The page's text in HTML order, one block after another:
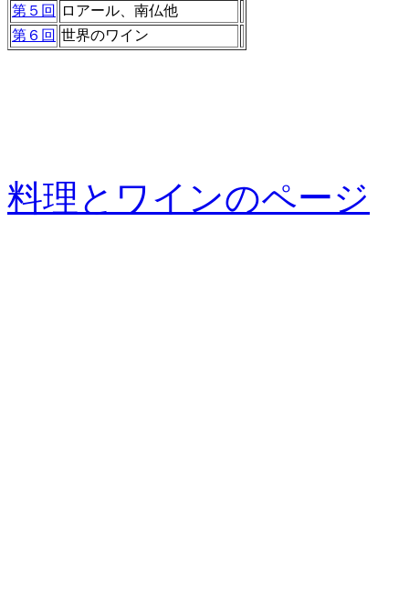
第５回
ロアール、南仏他
第６回 世界のワイン
料理とワインのページ